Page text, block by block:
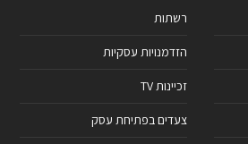
רשתות
הזדמנויות עסקיות
זכיינות TV
צעדים בפתיחת עסק